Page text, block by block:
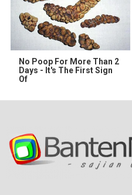
No Poop For More Than 2
Days - It's The First Sign
Of